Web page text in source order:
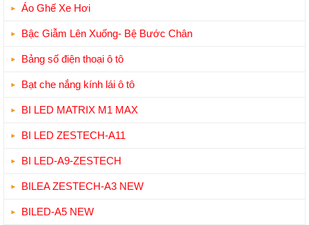
Áo Ghế Xe Hơi
Bậc Giẫm Lên Xuống- Bệ Bước Chân
Bảng số điện thoại ô tô
Bạt che nắng kính lái ô tô
BI LED MATRIX M1 MAX
BI LED ZESTECH-A11
BI LED-A9-ZESTECH
BILEA ZESTECH-A3 NEW
BILED-A5 NEW